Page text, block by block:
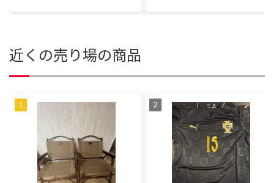
近くの売り場の商品